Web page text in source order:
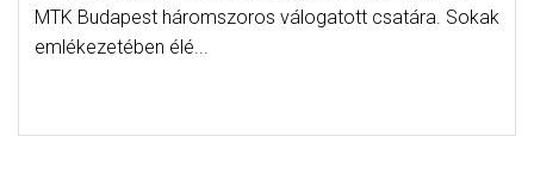
MTK Budapest háromszoros válogatott csatára. Sokak
emlékezetében élé...